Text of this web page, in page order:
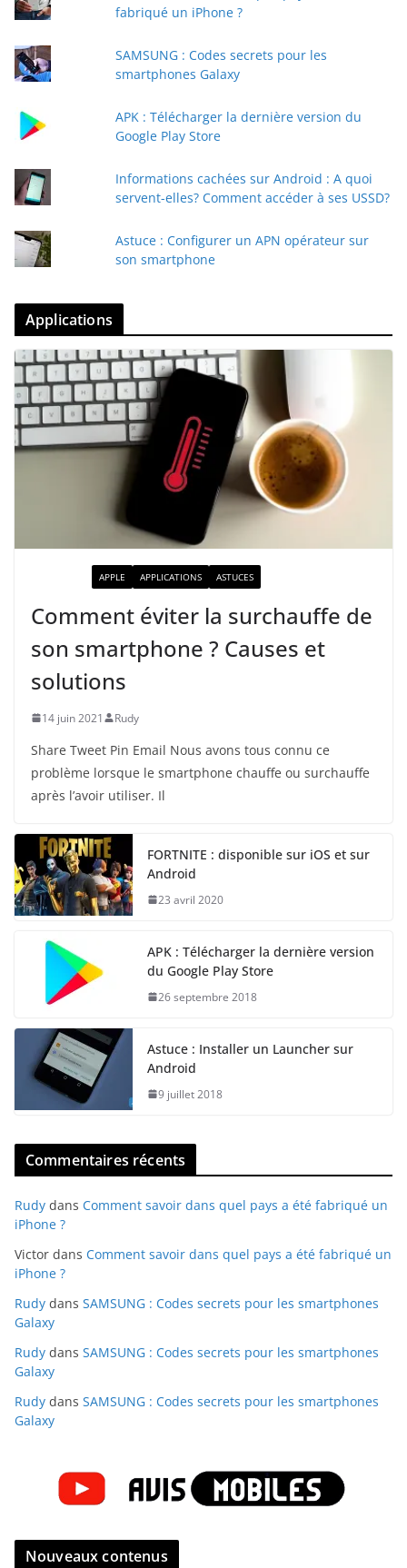
fabriqué un iPhone ?
SAMSUNG : Codes secrets pour les
smartphones Galaxy
APK : Télécharger la dernière version du
Google Play Store
Informations cachées sur Android : A quoi
servent-elles? Comment accéder à ses USSD?
Astuce : Configurer un APN opérateur sur
son smartphone
Applications
APPLE APPLICATIONS ASTUCES
Comment éviter la surchauffe de
son smartphone ? Causes et
solutions
14 juin 2021 Rudy
Share Tweet Pin Email Nous avons tous connu ce
problème lorsque le smartphone chauffe ou surchauffe
après l’avoir utiliser. Il
FORTNITE : disponible sur iOS et sur
Android
23 avril 2020
APK : Télécharger la dernière version
du Google Play Store
26 septembre 2018
Astuce : Installer un Launcher sur
Android
9 juillet 2018
Commentaires récents
Rudy dans Comment savoir dans quel pays a été fabriqué un
iPhone ?
Victor dans Comment savoir dans quel pays a été fabriqué un
iPhone ?
Rudy dans SAMSUNG : Codes secrets pour les smartphones
Galaxy
Rudy dans SAMSUNG : Codes secrets pour les smartphones
Galaxy
Rudy dans SAMSUNG : Codes secrets pour les smartphones
Galaxy
Nouveaux contenus